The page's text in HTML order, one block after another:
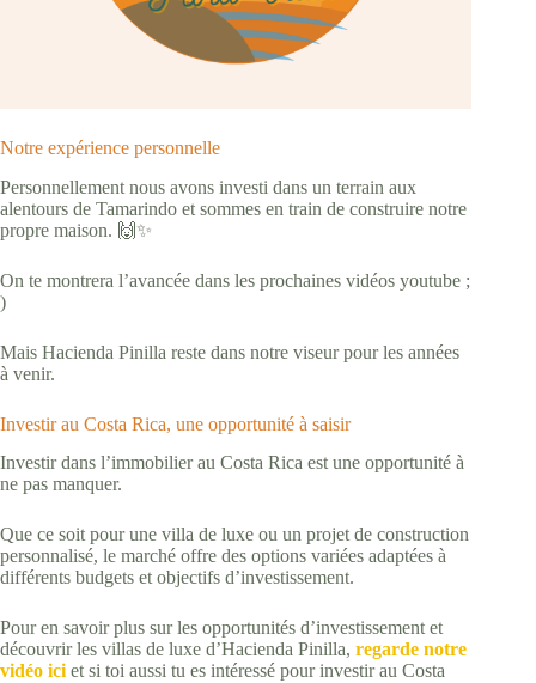
Notre expérience personnelle
Personnellement nous avons investi dans un terrain aux
alentours de Tamarindo et sommes en train de construire notre
propre maison. 🙌✨
On te montrera l’avancée dans les prochaines vidéos youtube ;
)
Mais Hacienda Pinilla reste dans notre viseur pour les années
à venir.
Investir au Costa Rica, une opportunité à saisir
Investir dans l’immobilier au Costa Rica est une opportunité à
ne pas manquer.
Que ce soit pour une villa de luxe ou un projet de construction
personnalisé, le marché offre des options variées adaptées à
différents budgets et objectifs d’investissement.
Pour en savoir plus sur les opportunités d’investissement et
découvrir les villas de luxe d’Hacienda Pinilla, regarde notre
vidéo iciet si toi aussi tu es intéressé pour investir au Costa